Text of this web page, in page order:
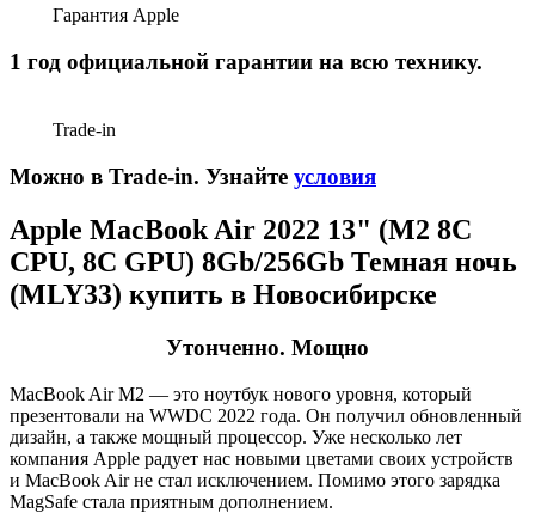
Гарантия Apple
1 год официальной гарантии на всю технику.
Trade-in
Можно в Trade-in. Узнайте условия
Apple MacBook Air 2022 13" (М2 8C
CPU, 8C GPU) 8Gb/256Gb Темная ночь
(MLY33) купить в Новосибирске
Утонченно. Мощно
MacBook Air M2 — это ноутбук нового уровня, который
презентовали на WWDC 2022 года. Он получил обновленный
дизайн, а также мощный процессор. Уже несколько лет
компания Apple радует нас новыми цветами своих устройств
и MacBook Air не стал исключением. Помимо этого зарядка
MagSafe стала приятным дополнением.